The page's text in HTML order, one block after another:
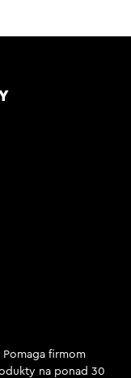
Pomaga firmom
na ponad 30